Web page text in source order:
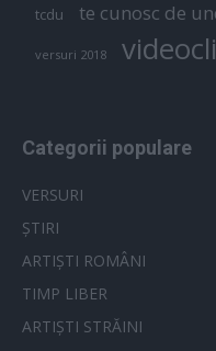
tcdu te cunosc de
versuri 2018
Categorii populare
VERSURI
ȘTIRI
ARTIȘTI ROMÂNI
TIMP LIBER
ARTIȘTI STRĂINI